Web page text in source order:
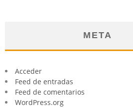
META
Acceder
Feed de entradas
Feed de comentarios
WordPress.org